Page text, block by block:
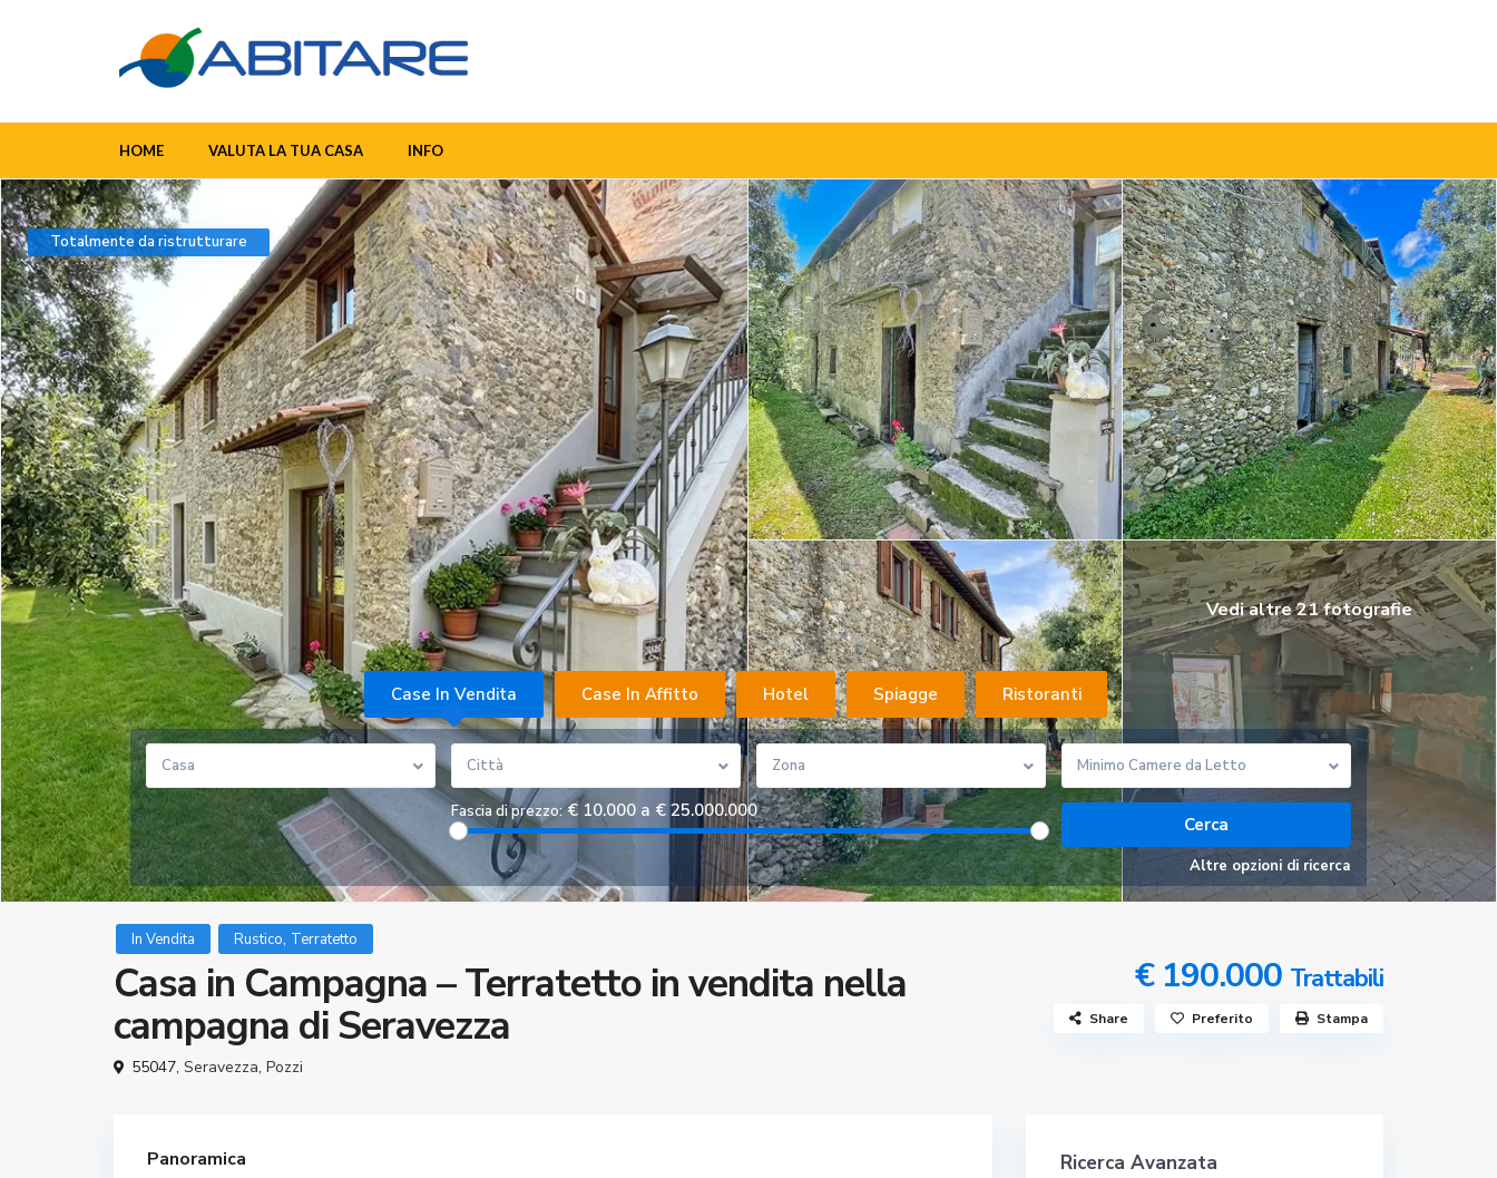
HOME VALUTA LA TUA CASA INFO
Totalmente da ristrutturare
Vedi altre 21 fotografie
Case In Vendita Case In Affitto Hotel Spiagge Ristoranti
Casa Città Zona Minimo Camere da Letto
Fascia di prezzo: € 10.000 a € 25.000.000
Altre opzioni di ricerca
In Vendita Rustico, Terratetto
Casa in Campagna – Terratetto in vendita nella
campagna di Seravezza
€ 190.000 Trattabili
55047, Seravezza, Pozzi
Share Preferito Stampa
Panoramica Ricerca Avanzata